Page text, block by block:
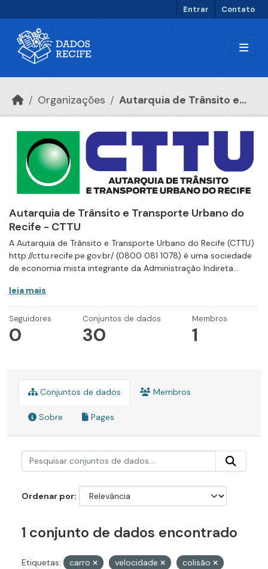
Entrar Contato
Organizações Autarquia de Trânsito e...
Autarquia de Trânsito e Transporte Urbano do
Recife - CTTU
A Autarquia de Trânsito e Transporte Urbano do Recife (CTTU)
http://cttu.recife.pe.gov.br/ (0800 081 1078) é uma sociedade
de economia mista integrante da Administração Indireta...
leia mais
Seguidores
0
Conjuntos de dados
30
Membros
1
Conjuntos de dados Membros
Sobre Pages
Ordenar por
1 conjunto de dados encontrado
Etiquetas: carro velocidade
colisão